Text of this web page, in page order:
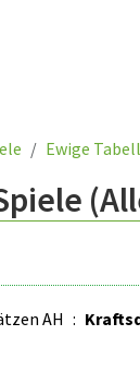
Ewige
AH :